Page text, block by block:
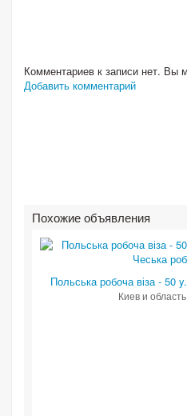
Комментариев к записи нет. Вы
Добавить комментарий
Похожие объявления
Польська робоча віза - 50
Киев и область